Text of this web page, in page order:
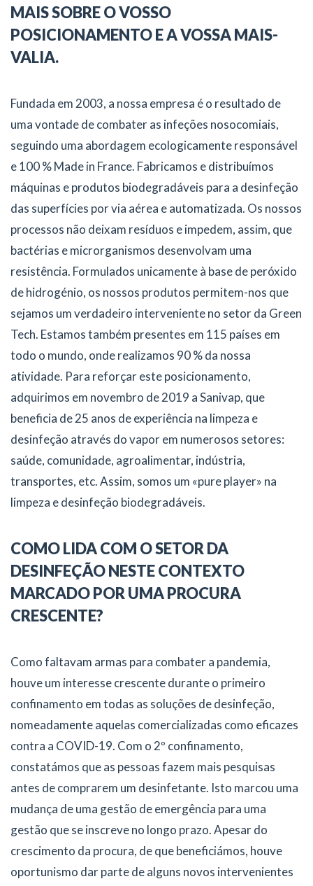
MAIS SOBRE O VOSSO
POSICIONAMENTO E A VOSSA MAIS-
VALIA.
Fundada em 2003, a nossa empresa é o resultado de
uma vontade de combater as infeções nosocomiais,
seguindo uma abordagem ecologicamente responsável
e 100 % Made in France. Fabricamos e distribuímos
máquinas e produtos biodegradáveis para a desinfeção
das superfícies por via aérea e automatizada. Os nossos
processos não deixam resíduos e impedem, assim, que
bactérias e microrganismos desenvolvam uma
resistência. Formulados unicamente à base de peróxido
de hidrogénio, os nossos produtos permitem-nos que
sejamos um verdadeiro interveniente no setor da Green
Tech. Estamos também presentes em 115 países em
todo o mundo, onde realizamos 90 % da nossa
atividade. Para reforçar este posicionamento,
adquirimos em novembro de 2019 a Sanivap, que
beneficia de 25 anos de experiência na limpeza e
desinfeção através do vapor em numerosos setores:
saúde, comunidade, agroalimentar, indústria,
transportes, etc. Assim, somos um «pure player» na
limpeza e desinfeção biodegradáveis.
COMO LIDA COM O SETOR DA
DESINFEÇÃO NESTE CONTEXTO
MARCADO POR UMA PROCURA
CRESCENTE?
Como faltavam armas para combater a pandemia,
houve um interesse crescente durante o primeiro
confinamento em todas as soluções de desinfeção,
nomeadamente aquelas comercializadas como eficazes
contra a COVID-19. Com o 2º confinamento,
constatámos que as pessoas fazem mais pesquisas
antes de comprarem um desinfetante. Isto marcou uma
mudança de uma gestão de emergência para uma
gestão que se inscreve no longo prazo. Apesar do
crescimento da procura, de que beneficiámos, houve
oportunismo dar parte de alguns novos intervenientes